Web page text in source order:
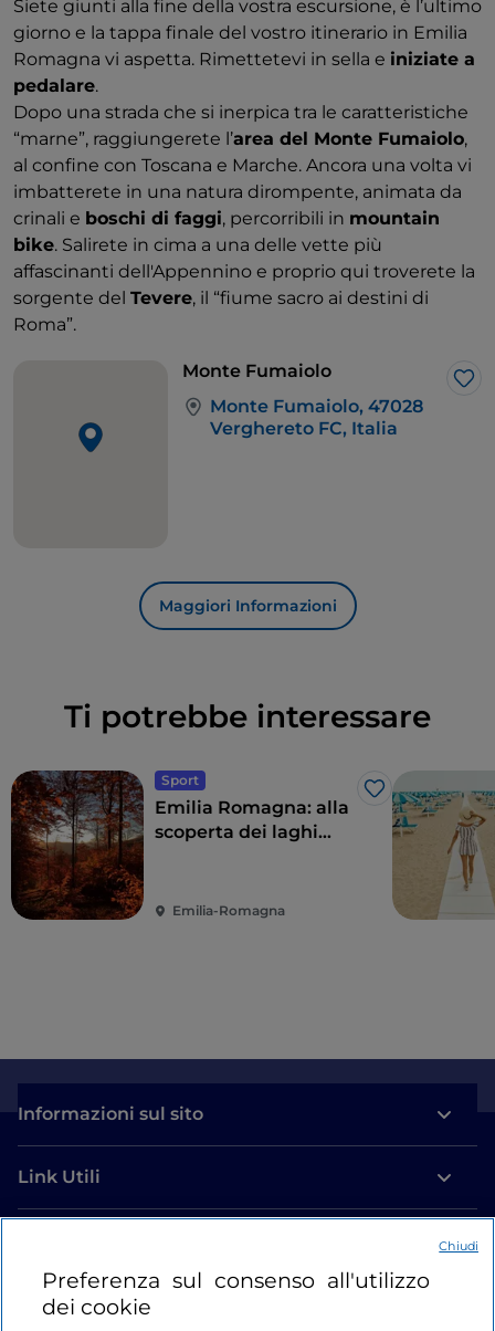
Siete giunti alla fine della vostra escursione, è l’ultimo
giorno e la tappa finale del vostro itinerario in Emilia
Romagna vi aspetta. Rimettetevi in sella e iniziate a
pedalare.
Dopo una strada che si inerpica tra le caratteristiche
“marne”, raggiungerete l’area del Monte Fumaiolo,
al confine con Toscana e Marche. Ancora una volta vi
imbatterete in una natura dirompente, animata da
crinali e boschi di faggi, percorribili in mountain
bike. Salirete in cima a una delle vette più
affascinanti dell'Appennino e proprio qui troverete la
sorgente del Tevere, il “fiume sacro ai destini di
Roma”.
Monte Fumaiolo
Monte Fumaiolo, 47028
Verghereto FC, Italia
Maggiori Informazioni
Ti potrebbe interessare
Sport
Like
Emilia Romagna: alla
scoperta dei laghi
Emilia-Romagna
Informazioni sul sito
Link Utili
Restiamo in contatto
Preferenza sul consenso all'utilizzo
dei cookie
Chiudi